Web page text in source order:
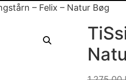
– Felix – Natur Bøg